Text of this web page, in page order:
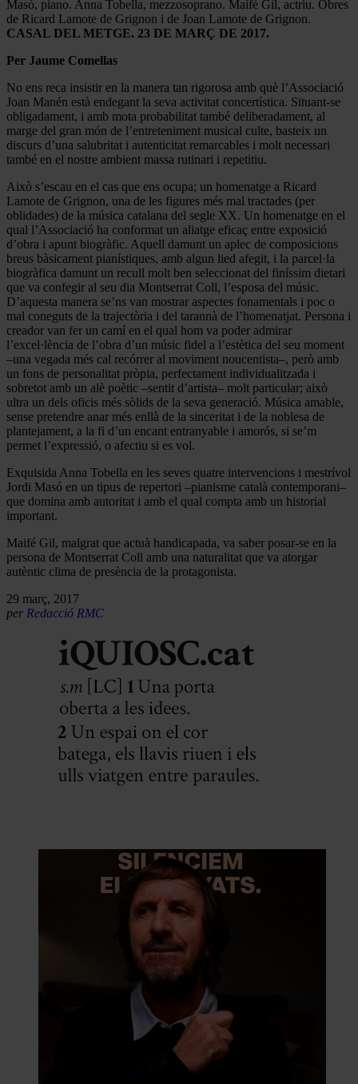
Masó, piano. Anna Tobella, mezzosoprano. Maifé Gil, actriu. Obres
de Ricard Lamote de Grignon i de Joan Lamote de Grignon.
CASAL DEL METGE. 23 DE MARÇ DE 2017.
Per Jaume Comellas
No ens reca insistir en la manera tan rigorosa amb què l’Associació
Joan Manén està endegant la seva activitat concertística. Situant-se
obligadament, i amb mota probabilitat també deliberadament, al
marge del gran món de l’entreteniment musical culte, basteix un
discurs d’una salubritat i autenticitat remarcables i molt necessari
també en el nostre ambient massa rutinari i repetitiu.
Això s’escau en el cas que ens ocupa; un homenatge a Ricard
Lamote de Grignon, una de les figures més mal tractades (per
oblidades) de la música catalana del segle XX. Un homenatge en el
qual l’Associació ha conformat un aliatge eficaç entre exposició
d’obra i apunt biogràfic. Aquell damunt un aplec de composicions
breus bàsicament pianístiques, amb algun lied afegit, i la parcel·la
biogràfica damunt un recull molt ben seleccionat del finíssim dietari
que va confegir al seu dia Montserrat Coll, l’esposa del músic.
D’aquesta manera se’ns van mostrar aspectes fonamentals i poc o
mal coneguts de la trajectòria i del tarannà de l’homenatjat. Persona i
creador van fer un camí en el qual hom va poder admirar
l’excel·lència de l’obra d’un músic fidel a l’estètica del seu moment
–una vegada més cal recórrer al moviment noucentista–, però amb
un fons de personalitat pròpia, perfectament individualitzada i
sobretot amb un alè poètic –sentit d’artista– molt particular; això
ultra un dels oficis més sòlids de la seva generació. Música amable,
sense pretendre anar més enllà de la sinceritat i de la noblesa de
plantejament, a la fi d’un encant entranyable i amorós, si se’m
permet l’expressió, o afectiu si es vol.
Exquisida Anna Tobella en les seves quatre intervencions i mestrívol
Jordi Masó en un tipus de repertori –pianisme català contemporani–
que domina amb autoritat i amb el qual compta amb un historial
important.
Maifé Gil, malgrat que actuà handicapada, va saber posar-se en la
persona de Montserrat Coll amb una naturalitat que va atorgar
autèntic clima de presència de la protagonista.
29 març, 2017
per Redacció RMC